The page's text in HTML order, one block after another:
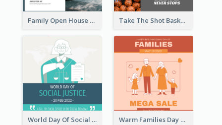
Family Open House Registration Instagram Post Take The Shot Basketball Instagram Post
World Day Of Social Justice Instagram Post Warm Families Day Sales Instagram Post